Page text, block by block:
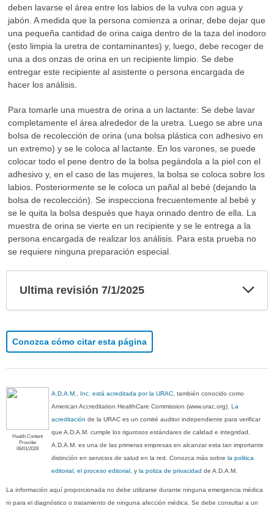
deben lavarse el área entre los labios de la vulva con agua y
jabón. A medida que la persona comienza a orinar, debe dejar que
una pequeña cantidad de orina caiga dentro de la taza del inodoro
(esto limpia la uretra de contaminantes) y, luego, debe recoger de
una a dos onzas de orina en un recipiente limpio. Se debe
entregar este recipiente al asistente o persona encargada de
hacer los análisis.
Para tomarle una muestra de orina a un lactante: Se debe lavar
completamente el área alrededor de la uretra. Luego se abre una
bolsa de recolección de orina (una bolsa plástica con adhesivo en
un extremo) y se le coloca al lactante. En los varones, se puede
colocar todo el pene dentro de la bolsa pegándola a la piel con el
adhesivo y, en el caso de las mujeres, la bolsa se coloca sobre los
labios. Posteriormente se le coloca un pañal al bebé (dejando la
bolsa de recolección). Se inspecciona frecuentemente al bebé y
se le quita la bolsa después que haya orinado dentro de ella. La
muestra de orina se vierte en un recipiente y se le entrega a la
persona encargada de realizar los análisis. Para esta prueba no
se requiere ninguna preparación especial.
Ultima revisión 7/1/2025
Conozca cómo citar esta página
Health Content
Provider
06/01/2028
A.D.A.M., Inc. está acreditada por la URAC , también conocido como
American Accreditation HealthCare Commission (www.urac.org).La
acreditación de la URAC es un comité auditor independiente para verificar
que A.D.A.M. cumple los rigurosos estándares de calidad e integridad.
A.D.A.M. es una de las primeras empresas en alcanzar esta tan importante
distinción en servicios de salud en la red. Conozca más sobrela politica
editorial, el proceso editorial , yla poliza de privacidad de A.D.A.M.
La información aquí proporcionada no debe utilizarse durante ninguna emergencia médica
ni para el diagnóstico o tratamiento de ninguna afección médica. Se debe consultar a un